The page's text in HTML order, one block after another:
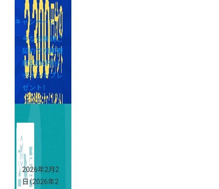
キャンペーン
今なら新規ご
契約で初期費
用3,300円分
ポイントプレ
ゼント！
2026年2月2
日 （2026年2